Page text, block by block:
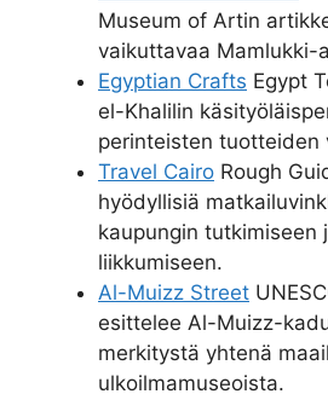
Museum of Artin
vaikuttavaa Mamlukki-
Egyptian Crafts Egypt
el-Khalilin
perinteisten tuotteiden
Travel Cairo Rough
hyödyllisiä
kaupungin tutkimiseen
liikkumiseen.
Al-Muizz Street
esittelee Al-Muizz-
merkitystä yhtenä
ulkoilmamuseoista.